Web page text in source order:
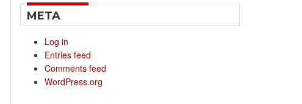
META
Log in
Entries feed
Comments feed
WordPress.org